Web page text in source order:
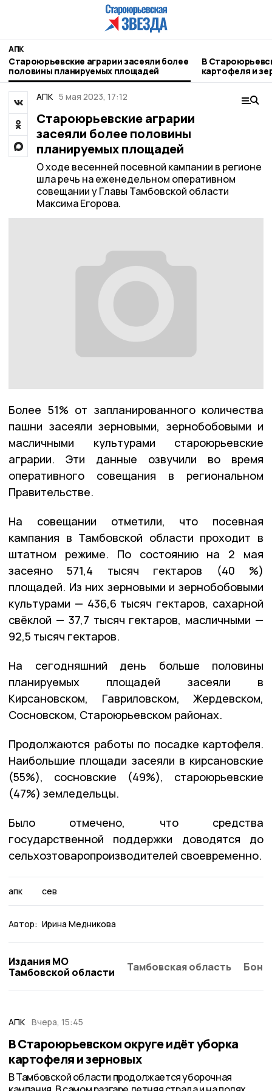
АПК
Староюрьевские аграрии засеяли более
половины планируемых площадей
В
картофеля и
АПК 5 мая 2023, 17:12
Староюрьевские аграрии
засеяли более половины
планируемых площадей
О ходе весенней посевной кампании в регионе
шла речь на еженедельном оперативном
совещании у Главы Тамбовской области
Максима Егорова.
Более 51% от запланированного количества
пашни засеяли зерновыми, зернобобовыми и
масличными культурами староюрьевские
аграрии. Эти данные озвучили во время
оперативного совещания в региональном
Правительстве.
На совещании отметили, что посевная
кампания в Тамбовской области проходит в
штатном режиме. По состоянию на 2 мая
засеяно 571,4 тысяч гектаров (40 %)
площадей. Из них зерновыми и зернобобовыми
культурами — 436,6 тысяч гектаров, сахарной
свёклой — 37,7 тысяч гектаров, масличными —
92,5 тысяч гектаров.
На сегодняшний день больше половины
планируемых площадей засеяли в
Кирсановском, Гавриловском, Жердевском,
Сосновском, Староюрьевском районах.
Продолжаются работы по посадке картофеля.
Наибольшие площади засеяли в кирсановские
(55%), сосновские (49%), староюрьевские
(47%) земледельцы.
Было отмечено, что средства
государственной поддержки доводятся до
сельхозтоваропроизводителей своевременно.
апк сев
Автор: Ирина Медникова
Издания МО
Тамбовской области
Тамбовская область
АПК Вчера, 15:45
В Староюрьевском округе идёт уборка
картофеля и зерновых
В Тамбовской области продолжается уборочная